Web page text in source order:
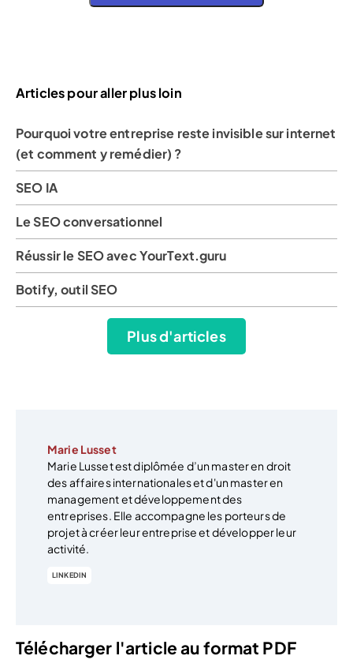
Articles pour aller plus loin
Pourquoi votre entreprise reste invisible sur internet
(et comment y remédier) ?
SEO IA
Le SEO conversationnel
Réussir le SEO avec YourText.guru
Botify, outil SEO
Plus d'articles
Marie Lusset
Marie Lusset est diplômée d’un master en droit
des affaires internationales et d'un master en
management et développement des
entreprises. Elle accompagne les porteurs de
projet à créer leur entreprise et développer leur
activité.
LINKEDIN
Télécharger l'article au format PDF